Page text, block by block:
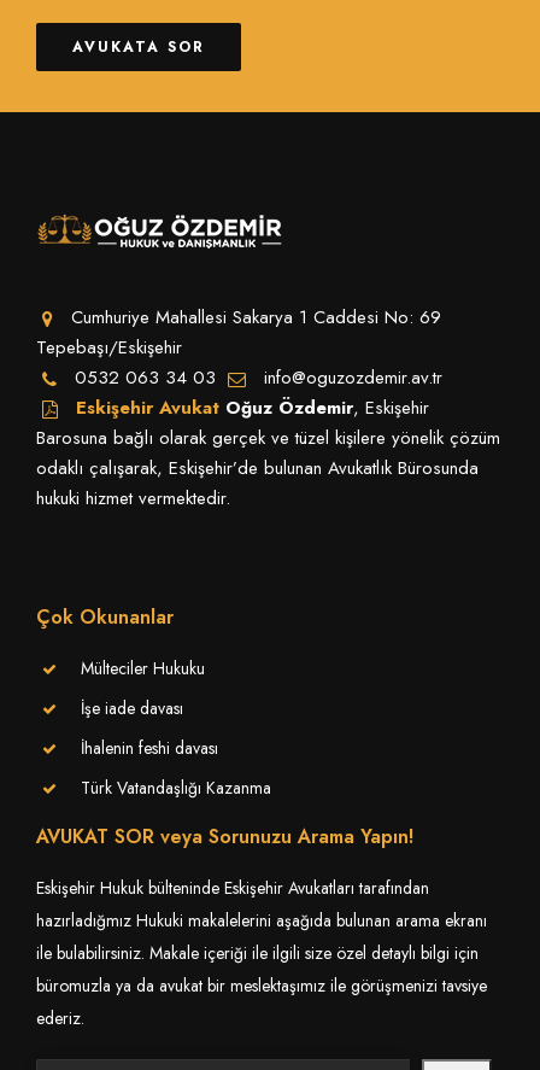
AVUKATA SOR
Cumhuriye Mahallesi Sakarya 1 Caddesi No: 69
Tepebaşı/Eskişehir
0532 063 34 03
info@oguzozdemir.av.tr
Eskişehir Avukat Oğuz Özdemir, Eskişehir
Barosuna bağlı olarak gerçek ve tüzel kişilere yönelik çözüm
odaklı çalışarak, Eskişehir’de bulunan Avukatlık Bürosunda
hukuki hizmet vermektedir.
Çok Okunanlar
Mülteciler Hukuku
İşe iade davası
İhalenin feshi davası
Türk Vatandaşlığı Kazanma
AVUKAT SOR veya Sorunuzu Arama Yapın!
Eskişehir Hukuk bülteninde Eskişehir Avukatları tarafından
hazırladığmız Hukuki makalelerini aşağıda bulunan arama ekranı
ile bulabilirsiniz. Makale içeriği ile ilgili size özel detaylı bilgi için
büromuzla ya da avukat bir meslektaşımız ile görüşmenizi tavsiye
ederiz.